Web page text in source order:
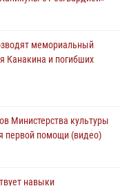
пресечена
реабилитационный центр
области подвели итоги
мемориальный
Канакина и погибших
Министерства культуры
первой помощи (видео)
навыки